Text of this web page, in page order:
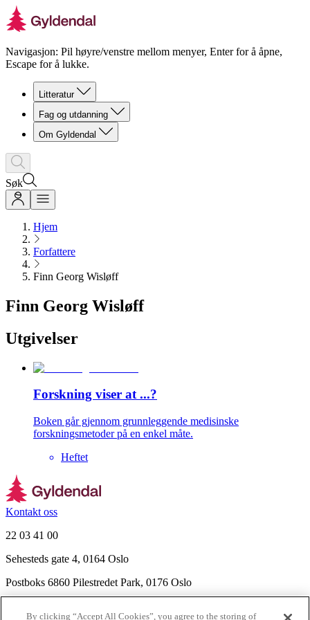
Navigasjon: Pil høyre/venstre mellom menyer, Enter for å åpne,
Escape for å lukke.
Litteratur
Fag og utdanning
Om Gyldendal
Søk
Hjem
Forfattere
Finn Georg Wisløff
Finn Georg Wisløff
Utgivelser
Forskning viser at ...?
Boken går gjennom grunnleggende medisinske
forskningsmetoder på en enkel måte.
Heftet
Kontakt oss
22 03 41 00
Sehesteds gate 4, 0164 Oslo
Postboks 6860 Pilestredet Park, 0176 Oslo
By clicking “Accept All Cookies”, you agree to the storing of